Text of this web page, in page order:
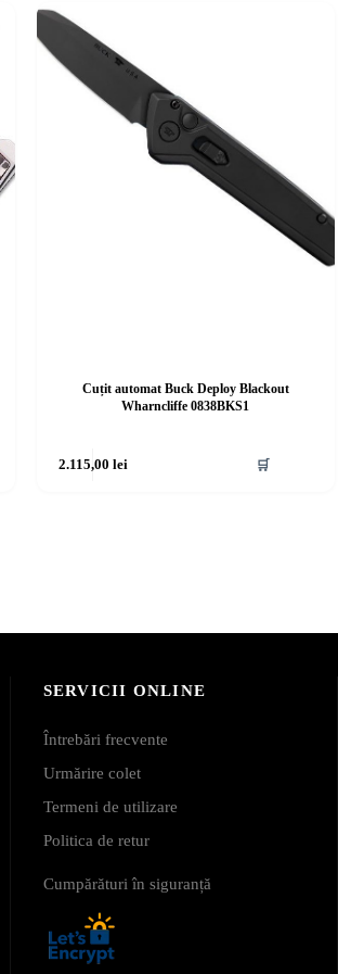
Cuțit automat Buck Deploy Blackout
Wharncliffe 0838BKS1
2.115,00 lei 🛒
SERVICII ONLINE
Întrebări frecvente
Urmărire colet
Termeni de utilizare
Politica de retur
Cumpărături în siguranță